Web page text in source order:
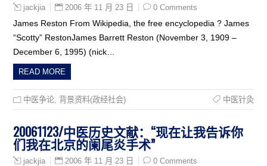
jackjia 2006 年 11 月 23 日 0 Comments
James Reston From Wikipedia, the free encyclopedia ? James
“Scotty” RestonJames Barrett Reston (November 3, 1909 –
December 6, 1995) (nick…
READ MORE
中医争论 背景资料(政经社会) 中医针灸
20061123/中医历史文献：“现在让我告诉你
们我在北京的阑尾炎手术”
jackjia 2006 年 11 月 23 日 0 Comments